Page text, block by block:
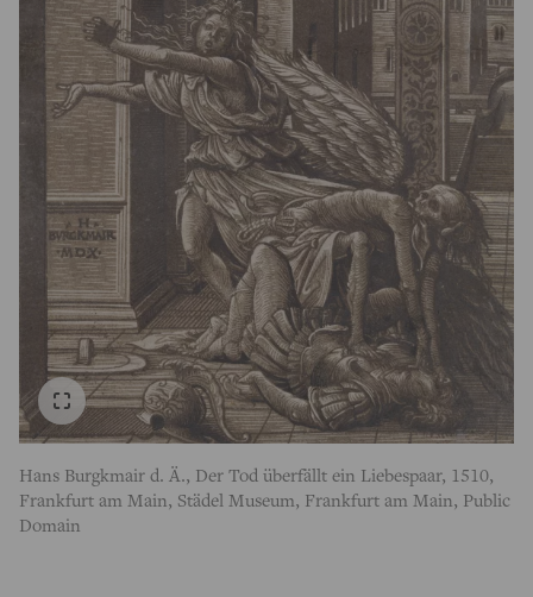
Hans Burgkmair d. Ä., Der Tod überfällt ein Liebespaar, 1510,
Frankfurt am Main, Städel Museum, Frankfurt am Main, Public
Domain